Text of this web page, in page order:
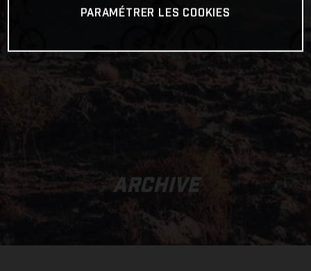
ARCHIVE
PARAMÉTRER LES COOKIES